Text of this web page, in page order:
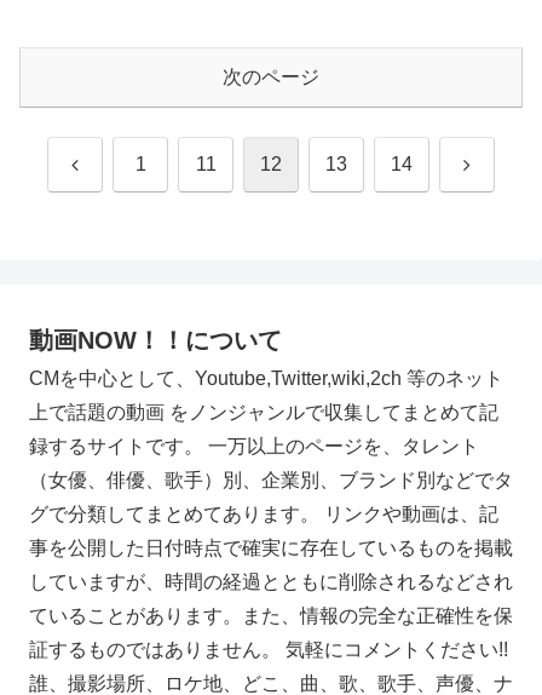
次のページ
前 1 11 12 13 14 次
動画NOW！！について
CMを中心として、Youtube,Twitter,wiki,2ch 等のネット
上で話題の動画 をノンジャンルで収集してまとめて記
録するサイトです。 一万以上のページを、タレント
（女優、俳優、歌手）別、企業別、ブランド別などでタ
グで分類してまとめてあります。 リンクや動画は、記
事を公開した日付時点で確実に存在しているものを掲載
していますが、時間の経過とともに削除されるなどされ
ていることがあります。また、情報の完全な正確性を保
証するものではありません。 気軽にコメントください!!
誰、撮影場所、ロケ地、どこ、曲、歌、歌手、声優、ナ